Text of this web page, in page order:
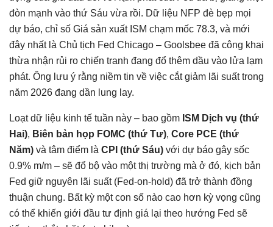
đòn mạnh vào thứ Sáu vừa rồi. Dữ liệu NFP đè bẹp mọi
dự báo, chỉ số Giá sản xuất ISM chạm mốc 78.3, và mới
đây nhất là Chủ tịch Fed Chicago – Goolsbee đã công khai
thừa nhận rủi ro chiến tranh đang đổ thêm dầu vào lửa lạm
phát. Ông lưu ý rằng niềm tin về việc cắt giảm lãi suất trong
năm 2026 đang dần lung lay.
Loạt dữ liệu kinh tế tuần này – bao gồm ISM Dịch vụ (thứ
Hai), Biên bản họp FOMC (thứ Tư), Core PCE (thứ
Năm) và tâm điểm là CPI (thứ Sáu) với dự báo gây sốc
0.9% m/m – sẽ đổ bộ vào một thị trường mà ở đó, kịch bản
Fed giữ nguyên lãi suất (Fed-on-hold) đã trở thành đồng
thuận chung. Bất kỳ một con số nào cao hơn kỳ vọng cũng
có thể khiến giới đầu tư định giá lại theo hướng Fed sẽ